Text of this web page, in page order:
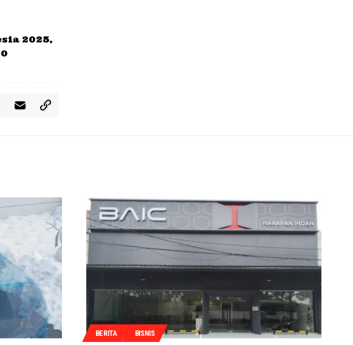
2025
BERITA BISNIS